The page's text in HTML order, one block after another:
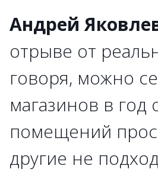
Андрей
отрыве от
говоря, можно
магазинов в год
помещений
другие не